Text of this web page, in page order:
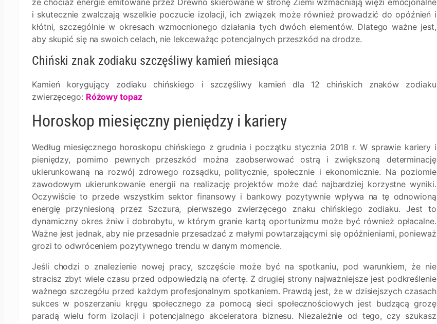
że chociaż energie emitowane przez Drewno skierowane w stronę Ziemi wzmacniają więzi emocjonalne
i skutecznie zwalczają wszelkie poczucie izolacji, ich związek może również prowadzić do opóźnień i
kłótni, szczególnie w okresach wzmocnionego działania tych dwóch elementów. Dlatego ważne jest,
aby skupić się na swoich celach, nie lekceważąc potencjalnych przeszkód na drodze.
Chiński znak zodiaku szczęśliwy kamień miesiąca
Kamień korygujący zodiaku chińskiego i szczęśliwy kamień dla 12 chińskich znaków zodiaku
zwierzęcego: Różowy topaz
Horoskop miesięczny pieniędzy i kariery
Według miesięcznego horoskopu chińskiego z grudnia i początku stycznia 2018 r. W sprawie kariery i
pieniędzy, pomimo pewnych przeszkód można zaobserwować ostrą i zwiększoną determinację
ukierunkowaną na rozwój zdrowego rozsądku, politycznie, społecznie i ekonomicznie. Na poziomie
zawodowym ukierunkowanie energii na realizację projektów może dać najbardziej korzystne wyniki.
Oczywiście to przede wszystkim sektor finansowy i bankowy pozytywnie wpływa na tę odnowioną
energię przyniesioną przez Szczura, pierwszego zwierzęcego znaku chińskiego zodiaku. Jest to
dynamiczny okres żniw i dobrobytu, w którym granie kartą oportunizmu może być również opłacalne.
Ważne jest jednak, aby nie przesadnie przesadzać z małymi powtarzającymi się opóźnieniami, ponieważ
grozi to odwróceniem pozytywnego trendu w danym momencie.
Jeśli chodzi o znalezienie nowej pracy, szczęście może być na spotkaniu, pod warunkiem, że nie
stracisz zbyt wiele czasu przed odpowiedzią na ofertę. Z drugiej strony najważniejsze jest podkreślenie
ważnego szczegółu przed każdym profesjonalnym spotkaniem. Prawdą jest, że w dzisiejszych czasach
sukces w poszerzaniu kręgu społecznego za pomocą sieci społecznościowych jest budzącą grozę
paradą wielu form izolacji i potencjalnego akceleratora biznesu. Niezależnie od tego, czy szukasz